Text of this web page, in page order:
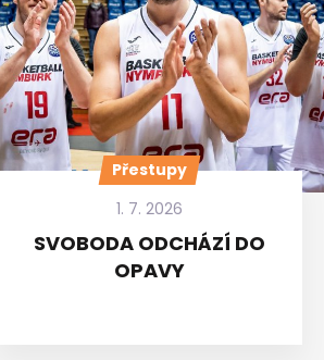
Přestupy
1. 7. 2026
SVOBODA ODCHÁZÍ DO
OPAVY